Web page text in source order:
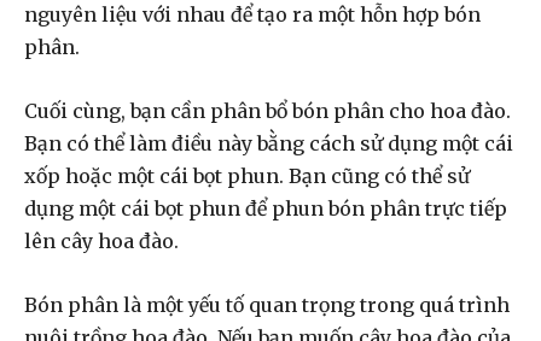
nguyên liệu với nhau để tạo ra một hỗn hợp bón
phân.
Cuối cùng, bạn cần phân bổ bón phân cho hoa đào.
Bạn có thể làm điều này bằng cách sử dụng một cái
xốp hoặc một cái bọt phun. Bạn cũng có thể sử
dụng một cái bọt phun để phun bón phân trực tiếp
lên cây hoa đào.
Bón phân là một yếu tố quan trọng trong quá trình